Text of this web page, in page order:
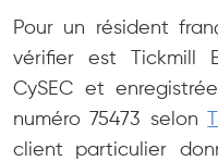
Pour un résident
vérifier est Tickmill
CySEC et
numéro 75473 selon
client particulier